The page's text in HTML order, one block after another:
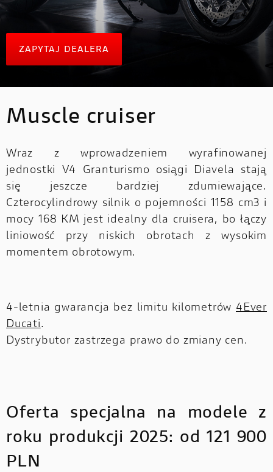
HYPERMOTARD
NOWOŚĆ
MONSTER
NOWOŚĆ
NOWOŚĆ
PANIGALE
NOWOŚĆ
E-BIKE
MONSTER
V4 PIKES PEAK
NOWOŚĆ
PANIGALE
V4 S
NOWOŚĆ
E-BIKE
DUCATI APP
KONFIGURATOR
JAZDA TESTOWA
ZAPYTAJ DEALERA
Muscle cruiser
Wraz z wprowadzeniem wyrafinowanej
jednostki V4 Granturismo osiągi Diavela stają
się jeszcze bardziej zdumiewające.
Czterocylindrowy silnik o pojemności 1158 cm3 i
mocy 168 KM jest idealny dla cruisera, bo łączy
liniowość przy niskich obrotach z wysokim
momentem obrotowym.
4-letnia gwarancja bez limitu kilometrów 4Ever
Ducati.
Dystrybutor zastrzega prawo do zmiany cen.
Oferta specjalna na modele z
roku produkcji 2025: od 121 900
PLN